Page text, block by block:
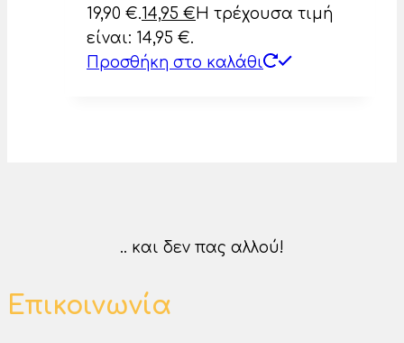
19,90 €.14,95 €Η τρέχουσα τιμή
είναι: 14,95 €.
Προσθήκη στο καλάθι
.. και δεν πας αλλού!
Επικοινωνία